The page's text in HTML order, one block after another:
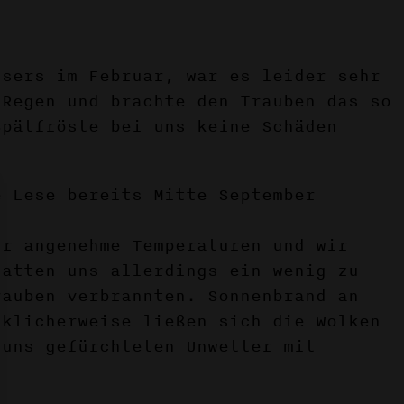
im Februar, war es leider sehr
und brachte den Trauben das so
bei uns keine Schäden
bereits Mitte September
Temperaturen und wir
uns allerdings ein wenig zu
verbrannten. Sonnenbrand an
ließen sich die Wolken
gefürchteten Unwetter mit